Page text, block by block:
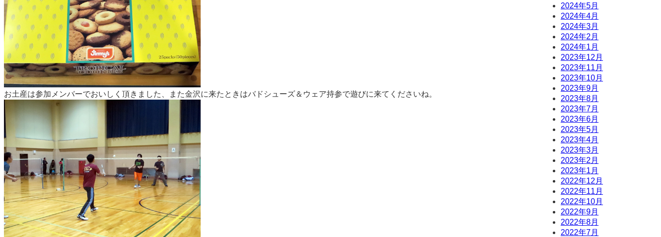
お土産は参加メンバーでおいしく頂きました、また金沢に来たときはバドシューズ＆ウェア持参で遊びに来てくださいね。
2024年5月
2024年4月
2024年3月
2024年2月
2024年1月
2023年12月
2023年11月
2023年10月
2023年9月
2023年8月
2023年7月
2023年6月
2023年5月
2023年4月
2023年3月
2023年2月
2023年1月
2022年12月
2022年11月
2022年10月
2022年9月
2022年8月
2022年7月